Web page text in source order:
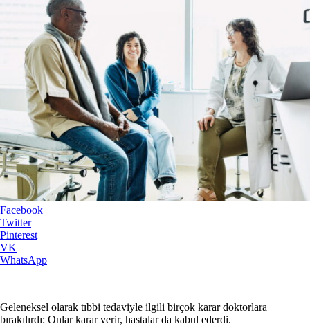
Facebook
Twitter
Pinterest
VK
WhatsApp
Geleneksel olarak tıbbi tedaviyle ilgili birçok karar doktorlara
bırakılırdı: Onlar karar verir, hastalar da kabul ederdi.